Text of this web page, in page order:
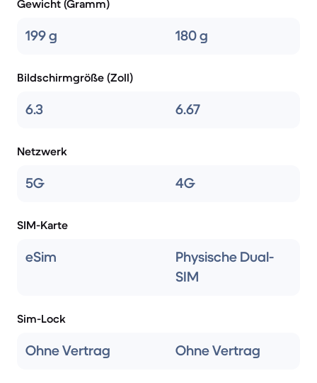
Gewicht (Gramm)
199 g 180 g
Bildschirmgröße (Zoll)
6.3 6.67
Netzwerk
5G 4G
SIM-Karte
eSim
Physische Dual-
SIM
Sim-Lock
Ohne Vertrag Ohne Vertrag